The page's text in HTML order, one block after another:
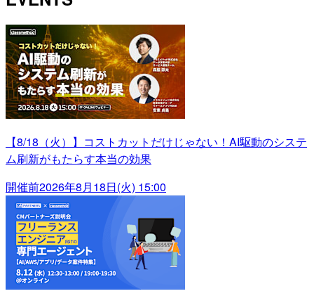
【8/18（火）】コストカットだけじゃない！AI駆動のシステ
ム刷新がもたらす本当の効果
開催前2026年8月18日(火) 15:00